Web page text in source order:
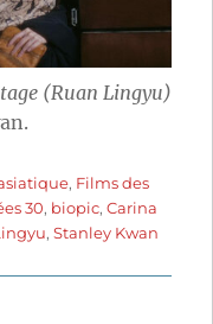
(Ruan Lingyu)
, Films des
30, biopic,Carina
,Stanley Kwan